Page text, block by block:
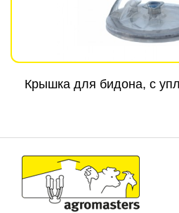
Крышка для бидона, с